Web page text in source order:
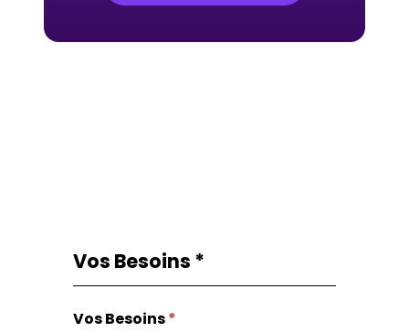
Request
From
Vos Besoins *
Vos Besoins*
Si
vous
êtes